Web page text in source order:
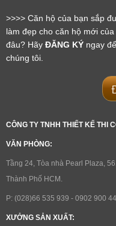
>>>> Căn hộ của bạn sắp
làm đẹp cho căn hộ mới
đâu? Hãy ĐĂNG KÝ ngay
chúng tôi.
CÔNG TY TNHH THIẾT KẾ THI
VĂN PHÒNG:
Tầng 24, Tòa nhà Pearl Plaza,
Thành Phố HCM.
P: (028)66 535 939 - 0902 900
XƯỞNG SẢN XUẤT:
Cảm ơn quý